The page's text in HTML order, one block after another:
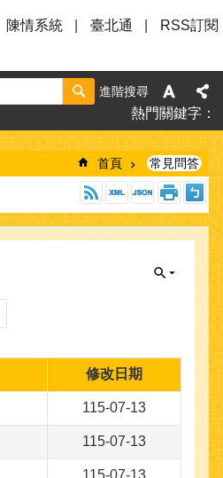
陳情系統 臺北通 RSS訂閱
進階搜尋
熱門關鍵字
首頁 常見問答
修改日期
115-07-13
115-07-13